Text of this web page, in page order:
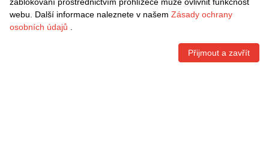
webu. Další informace naleznete v našem Zásady ochrany
osobních údajů
Přijmout a zavřít